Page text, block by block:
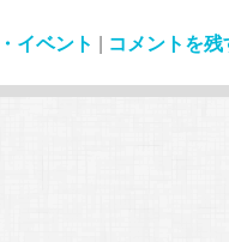
イベント | コメントを残